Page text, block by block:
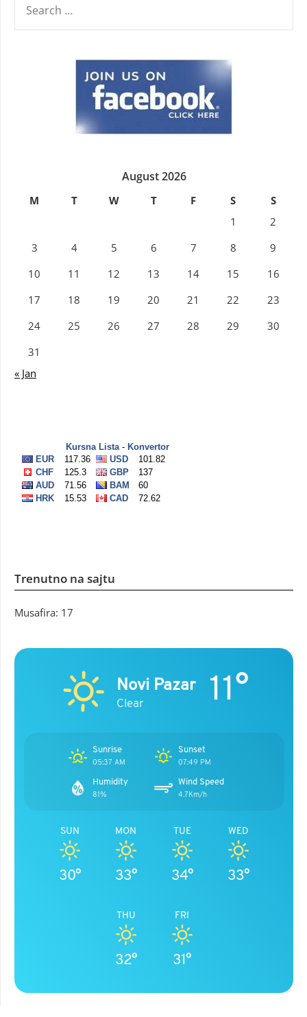
FOR:
August 2026
M T W T F S
S
1
2
3
4 5 6 7 8
9
10
11 12 13 14 15
16
17
18 19 20 21 22
23
24
25 26 27 28 29
30
31
« Jan
Trenutno na sajtu
Musafira: 17
Novi Pazar
Clear 11°
Sunrise
05:37 AM
Sunset
07:49 PM
Humidity
81%
Wind Speed
4.7Km/h
SUN
30°
MON
33°
TUE
34°
WED
33°
THU
32°
FRI
31°